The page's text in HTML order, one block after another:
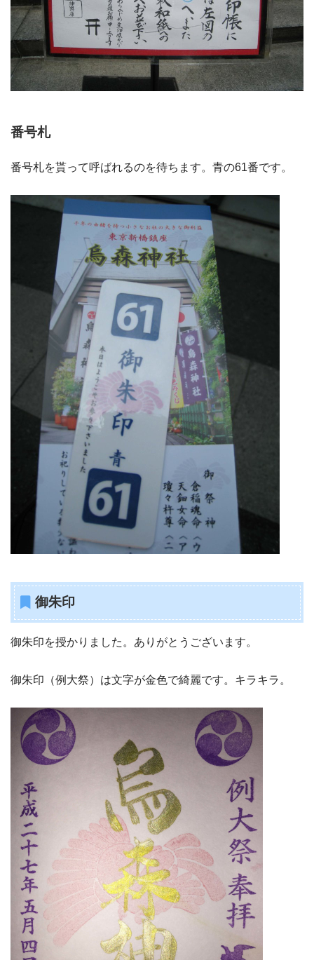
番号札
番号札を貰って呼ばれるのを待ちます。青の61番です。
御朱印
御朱印を授かりました。ありがとうございます。
御朱印（例大祭）は文字が金色で綺麗です。キラキラ。